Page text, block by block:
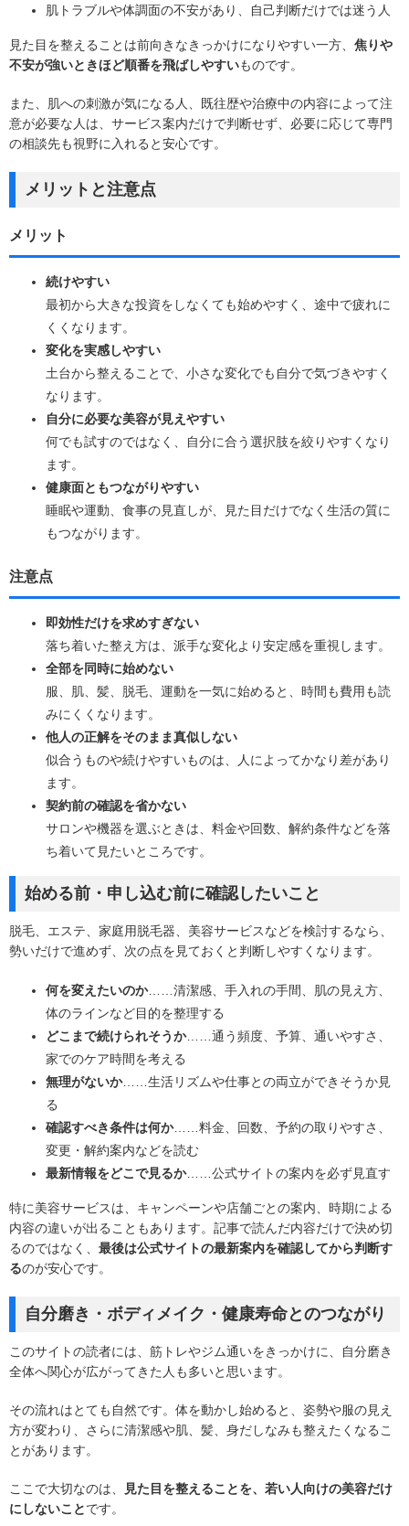
肌トラブルや体調面の不安があり、自己判断だけでは迷う人
見た目を整えることは前向きなきっかけになりやすい一方、 焦りや
不安が強いときほど順番を飛ばしやすいものです。
また、肌への刺激が気になる人、既往歴や治療中の内容によって注
意が必要な人は、サービス案内だけで判断せず、必要に応じて専門
の相談先も視野に入れると安心です。
メリットと注意点
メリット
続けやすい
最初から大きな投資をしなくても始めやすく、途中で疲れに
くくなります。
変化を実感しやすい
土台から整えることで、小さな変化でも自分で気づきやすく
なります。
自分に必要な美容が見えやすい
何でも試すのではなく、自分に合う選択肢を絞りやすくなり
ます。
健康面ともつながりやすい
睡眠や運動、食事の見直しが、見た目だけでなく生活の質に
もつながります。
注意点
即効性だけを求めすぎない
落ち着いた整え方は、派手な変化より安定感を重視します。
全部を同時に始めない
服、肌、髪、脱毛、運動を一気に始めると、時間も費用も読
みにくくなります。
他人の正解をそのまま真似しない
似合うものや続けやすいものは、人によってかなり差があり
ます。
契約前の確認を省かない
サロンや機器を選ぶときは、料金や回数、解約条件などを落
ち着いて見たいところです。
始める前・申し込む前に確認したいこと
脱毛、エステ、家庭用脱毛器、美容サービスなどを検討するなら、
勢いだけで進めず、次の点を見ておくと判断しやすくなります。
何を変えたいのか……清潔感、手入れの手間、肌の見え方、
体のラインなど目的を整理する
どこまで続けられそうか……通う頻度、予算、通いやすさ、
家でのケア時間を考える
無理がないか……生活リズムや仕事との両立ができそうか見
る
確認すべき条件は何か……料金、回数、予約の取りやすさ、
変更・解約案内などを読む
最新情報をどこで見るか……公式サイトの案内を必ず見直す
特に美容サービスは、キャンペーンや店舗ごとの案内、時期による
内容の違いが出ることもあります。記事で読んだ内容だけで決め切
るのではなく、 最後は公式サイトの最新案内を確認してから判断す
るのが安心です。
自分磨き・ボディメイク・健康寿命とのつながり
このサイトの読者には、筋トレやジム通いをきっかけに、自分磨き
全体へ関心が広がってきた人も多いと思います。
その流れはとても自然です。体を動かし始めると、姿勢や服の見え
方が変わり、さらに清潔感や肌、髪、身だしなみも整えたくなるこ
とがあります。
ここで大切なのは、
見た目を整えることを、若い人向けの美容だけ
にしないことです。